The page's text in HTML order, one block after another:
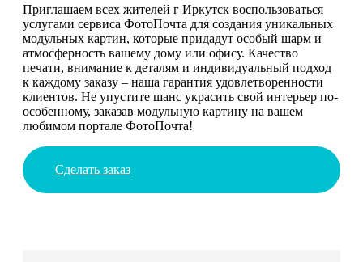
Приглашаем всех жителей г Иркутск воспользоваться
услугами сервиса ФотоПочта для создания уникальных
модульных картин, которые придадут особый шарм и
атмосферность вашему дому или офису. Качество
печати, внимание к деталям и индивидуальный подход
к каждому заказу – наша гарантия удовлетворенности
клиентов. Не упустите шанс украсить свой интерьер по-
особенному, заказав модульную картину на вашем
любимом портале ФотоПочта!
Сделать заказ